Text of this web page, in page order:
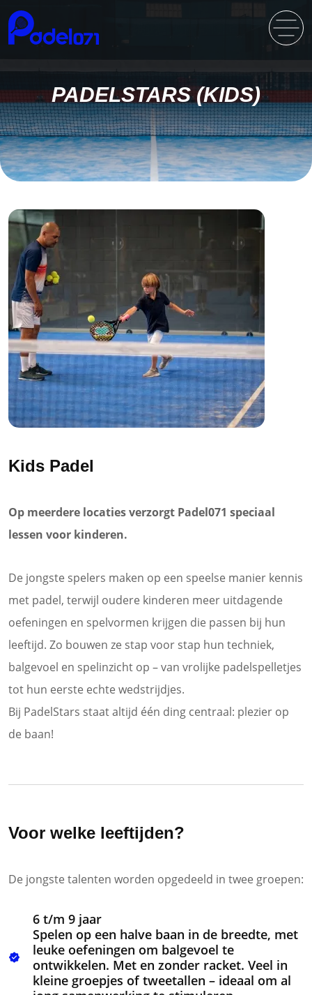
PADELSTARS (KIDS)
Kids Padel
Op meerdere locaties verzorgt Padel071 speciaal
lessen voor kinderen.
De jongste spelers maken op een speelse manier kennis
met padel, terwijl oudere kinderen meer uitdagende
oefeningen en spelvormen krijgen die passen bij hun
leeftijd. Zo bouwen ze stap voor stap hun techniek,
balgevoel en spelinzicht op – van vrolijke padelspelletjes
tot hun eerste echte wedstrijdjes.
Bij PadelStars staat altijd één ding centraal: plezier op
de baan!
Voor welke leeftijden?
De jongste talenten worden opgedeeld in twee groepen:
6 t/m 9 jaar
Spelen op een halve baan in de breedte, met
leuke oefeningen om balgevoel te
ontwikkelen. Met en zonder racket. Veel in
kleine groepjes of tweetallen – ideaal om al